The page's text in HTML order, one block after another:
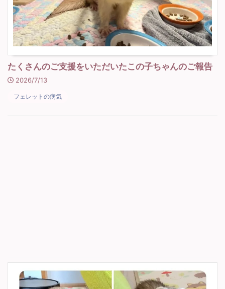
たくさんのご支援をいただいたこの子ちゃんのご報告
2026/7/13
フェレットの病気